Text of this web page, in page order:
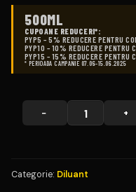
500ML
CUPOANE REDUCERI*:
PYP5 – 5% REDUCERE PENTRU
PYP10 – 10% REDUCERE PENTRU
PYP15 – 15% REDUCERE PENTRU
* PERIOADA CAMPANIE 07.06-15.06.2025
− +
Categorie: Diluant